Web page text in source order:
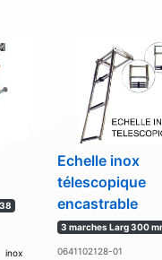
inox
Echelle inox
télescopique
encastrable
3 marches Larg 300
0641102128-01